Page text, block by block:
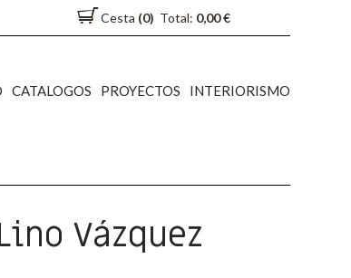
CATALOGOS PROYECTOS INTERIORISMO
Cesta (0) Total: 0,00 €
Vázquez